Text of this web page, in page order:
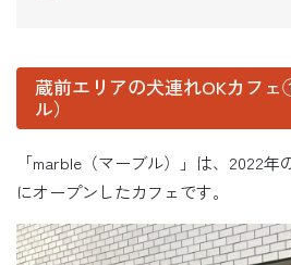
蔵前エリアの犬連れOKカフ
ル）
「marble（マーブル）」は、2022
にオープンしたカフェです。